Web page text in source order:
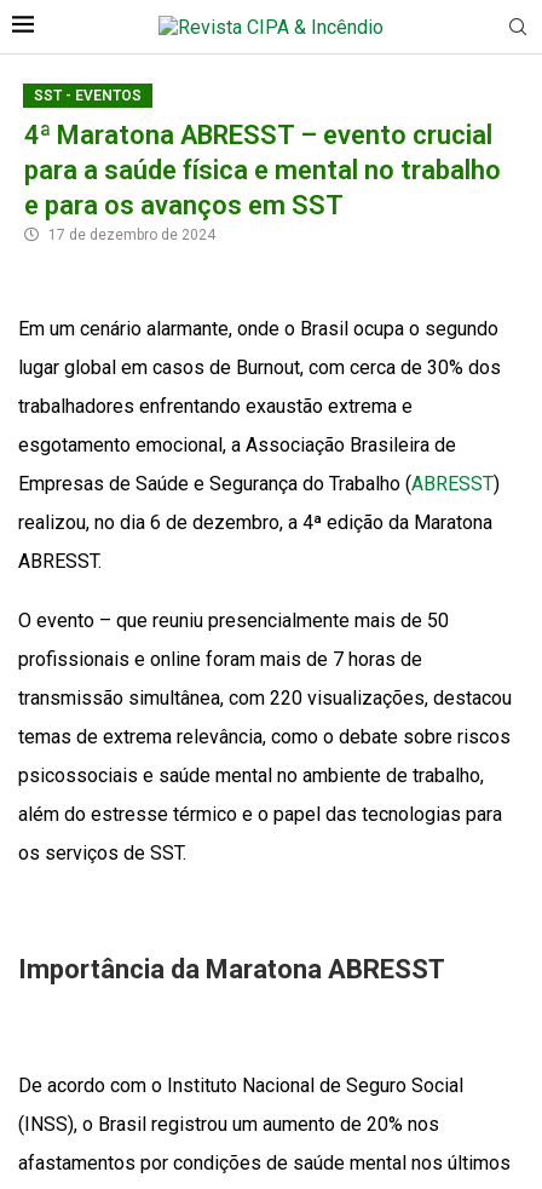
SST - EVENTOS
4ª Maratona ABRESST – evento crucial
para a saúde física e mental no trabalho
e para os avanços em SST
17 de dezembro de 2024
Em um cenário alarmante, onde o Brasil ocupa o segundo
lugar global em casos de Burnout, com cerca de 30% dos
trabalhadores enfrentando exaustão extrema e
esgotamento emocional, a Associação Brasileira de
Empresas de Saúde e Segurança do Trabalho (ABRESST)
realizou, no dia 6 de dezembro, a 4ª edição da Maratona
ABRESST.
O evento – que reuniu presencialmente mais de 50
profissionais e online foram mais de 7 horas de
transmissão simultânea, com 220 visualizações, destacou
temas de extrema relevância, como o debate sobre riscos
psicossociais e saúde mental no ambiente de trabalho,
além do estresse térmico e o papel das tecnologias para
os serviços de SST.
Importância da Maratona ABRESST
De acordo com o Instituto Nacional de Seguro Social
(INSS), o Brasil registrou um aumento de 20% nos
afastamentos por condições de saúde mental nos últimos